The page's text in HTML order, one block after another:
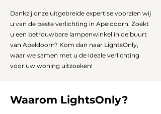
Dankzij onze uitgebreide expertise voorzien wij
u van de beste verlichting in Apeldoorn. Zoekt
u een betrouwbare lampenwinkel in de buurt
van Apeldoorn? Kom dan naar LightsOnly,
waar we samen met u de ideale verlichting
voor uw woning uitzoeken!
Waarom LightsOnly?